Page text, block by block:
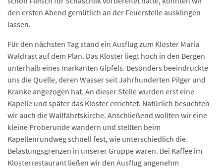
den ersten Abend gemütlich an der Feuerstelle ausklingen
lassen.
Für den nächsten Tag stand ein Ausflug zum Kloster Maria
Waldrast auf dem Plan. Das Kloster liegt hoch in den Bergen
unterhalb eines markanten Gipfels. Besonders beeindruckte
uns die Quelle, deren Wasser seit Jahrhunderten Pilger und
Kranke angezogen hat. An dieser Stelle wurden erst eine
Kapelle und später das Kloster errichtet. Natürlich besuchten
wir auch die Wallfahrtskirche. Anschließend wollten wir eine
kleine Proberunde wandern und stellten beim
Kapellenrundweg schnell fest, wie unterschiedlich die
Belastungsgrenzen in unserer Gruppe waren. Bei Kaffee im
Klosterrestaurant ließen wir den Ausflug angenehm